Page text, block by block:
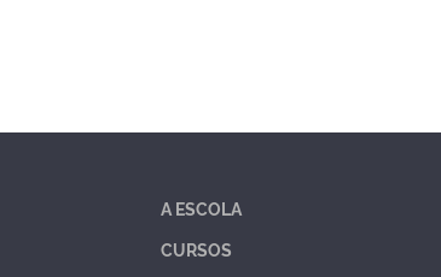
A ESCOLA
CURSOS